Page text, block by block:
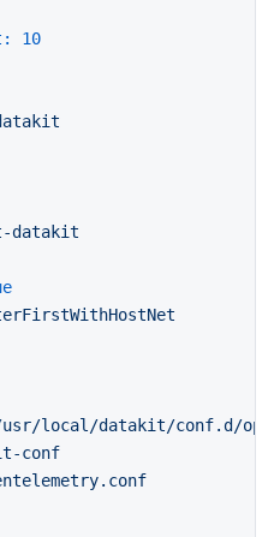
10
datakit
local/datakit/conf.d/
conf